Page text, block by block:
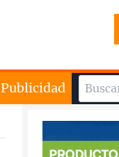
Publicidad Buscar: